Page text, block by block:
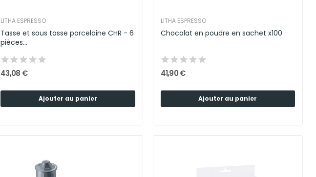
LITHA ESPRESSO
Tasse et sous tasse porcelaine CHR - 6
pièces...
43,08 €
Ajouter au panier
LITHA ESPRESSO
Chocolat en poudre en sachet x100
41,90 €
Ajouter au panier